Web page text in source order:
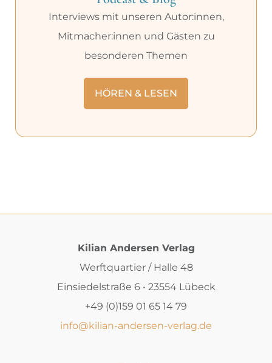
Interviews mit unseren Autor:innen,
Mitmacher:innen und Gästen zu
besonderen Themen
HÖREN & LESEN
Kilian Andersen Verlag
Werftquartier / Halle 48
Einsiedelstraße 6 • 23554 Lübeck
+49 (0)159 01 65 14 79
info@kilian-andersen-verlag.de